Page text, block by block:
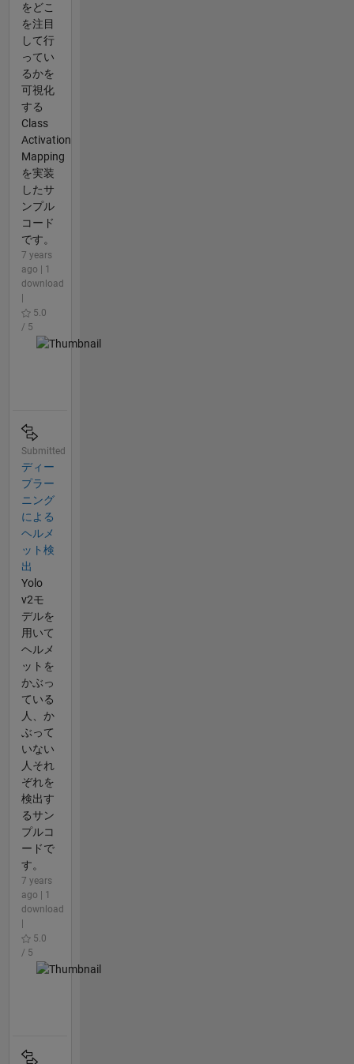
をどこ
を注目
して行
ってい
るかを
可視化
する
Class
Activation
Mapping
を実装
したサ
ンプル
コード
です。
7 years
ago | 1
download
5.0
/ 5
Submitted
ディー
プラー
ニング
による
ヘルメ
ット検
出
Yolo
v2モ
デルを
用いて
ヘルメ
ットを
かぶっ
ている
人、か
ぶって
いない
人それ
ぞれを
検出す
るサン
プルコ
ードで
す。
7 years
ago | 1
download
5.0
/ 5